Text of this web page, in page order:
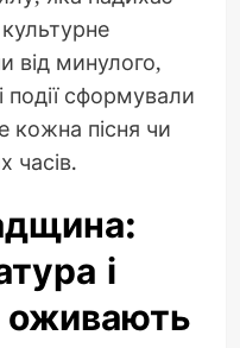
від минулого,
події сформували
кожна пісня чи
часів.
і